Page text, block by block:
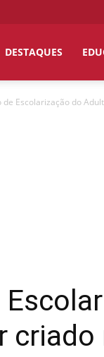
DESTAQUES
de Escolarização do
criado